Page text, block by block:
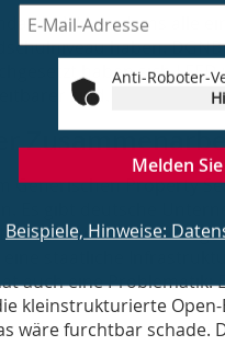
Wir sind uns alle
haben.
haben sich LEED
sind.
Generischen Property
Es gibt deutsche
eine ursächliche
staatliche
auch eine Problematik:
kleinstrukturierte Open-
wäre furchtbar schade.
Anti-Roboter-
Melden